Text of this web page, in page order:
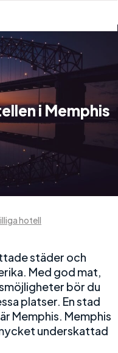
i Memphis
hotell
städer och
Med god mat,
bör du
platser. En stad
Memphis. Memphis
underskattad